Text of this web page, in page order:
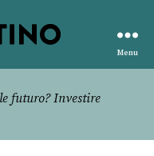
Menu
futuro? Investire